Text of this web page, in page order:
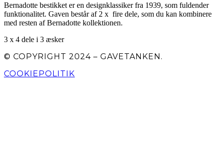
pris
var:
1.947 PRIS:.
pris
er:
880 PRIS:.
Bernadotte bestikket er en designklassiker fra 1939, som fuldender
funktionalitet. Gaven består af 2 x fire dele, som du kan kombinere
med resten af Bernadotte kollektionen.
3 x 4 dele i 3 æsker
© COPYRIGHT 2024 – GAVETANKEN.
COOKIEPOLITIK